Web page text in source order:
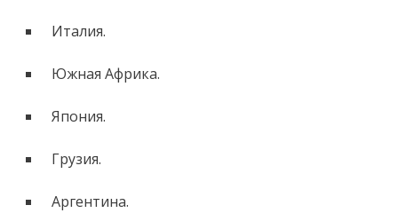
Италия.
Южная Африка.
Япония.
Грузия.
Аргентина.